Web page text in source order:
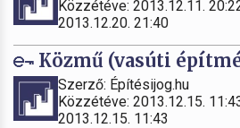
Közzétéve: 2013.12.11.
2013.12.20. 21:40
Közmű (vasúti
Szerző: Építésijog.hu
Közzétéve: 2013.12.15.
2013.12.15. 11:43